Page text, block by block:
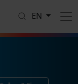
EN